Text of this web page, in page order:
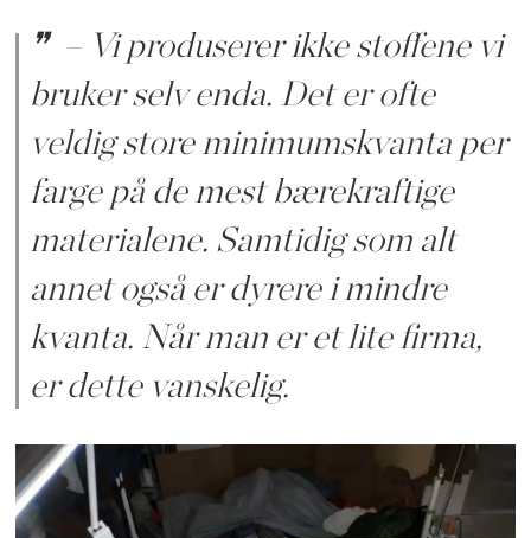
– Vi produserer ikke stoffene vi
bruker selv enda. Det er ofte
veldig store minimumskvanta per
farge på de mest bærekraftige
materialene. Samtidig som alt
annet også er dyrere i mindre
kvanta. Når man er et lite firma,
er dette vanskelig.